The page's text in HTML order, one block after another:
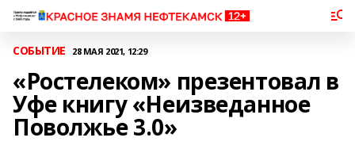
СОБЫТИЕ 28 МАЯ 2021, 12:29
«Ростелеком» презентовал в
Уфе книгу «Неизведанное
Поволжье 3.0»